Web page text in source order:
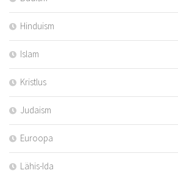
Hinduism
Islam
Kristlus
Judaism
Euroopa
Lähis-Ida